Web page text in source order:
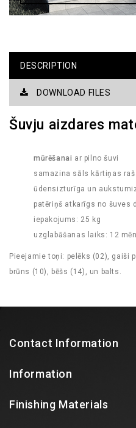
DESCRIPTION
DOWNLOAD FILES
Šuvju aizdares
mūrēšanai ar pilno šuvi
samazina sāls kārtiņas
ūdensizturīga un
patēriņš atkarīgs no šuves
iepakojums: 25 kg
uzglabāšanas laiks: 12
Pieejamie toņi: pelēks (02), gaiši
brūns (10), bēšs (14), un balts.
Contact Information
Information
Finishing Materials